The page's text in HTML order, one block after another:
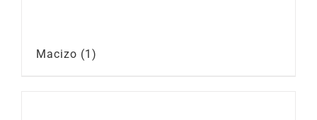
Macizo (1)